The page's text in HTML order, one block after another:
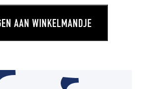
TOEVOEGEN AAN WINKELMANDJE